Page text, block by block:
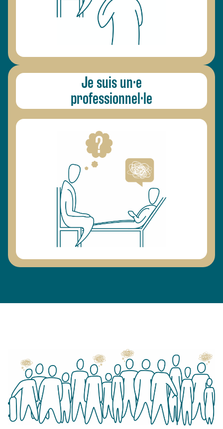
Je suis un·e
professionnel·le